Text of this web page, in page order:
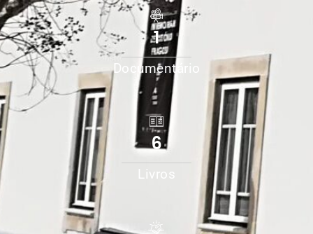
1
Documentário
6
Livros